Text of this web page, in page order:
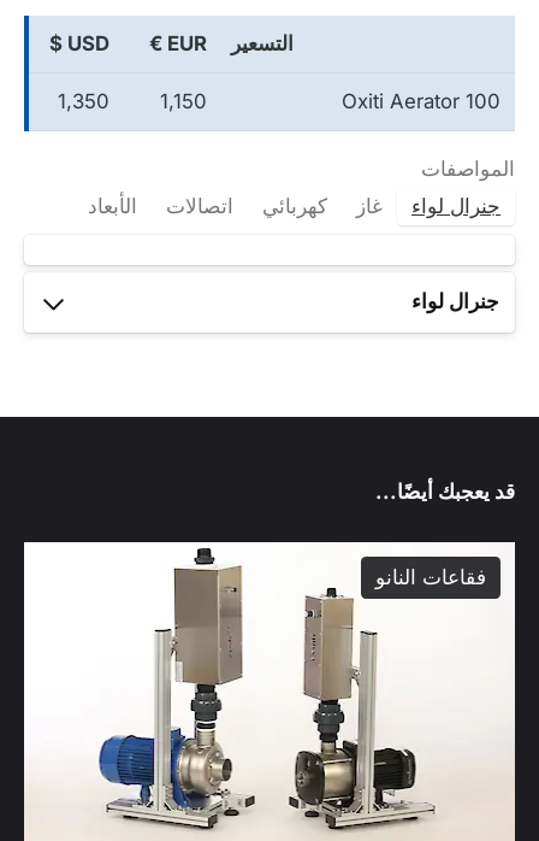
التسعير EUR €
USD $
Oxiti Aerator 100
1,150
1,350
المواصفات
جنرال لواء
غاز كهربائي اتصالات الأبعاد
جنرال لواء
Aerator
رقم
التكنولوجيا
قد يعجبك أيضًا...
فقاعات النانو